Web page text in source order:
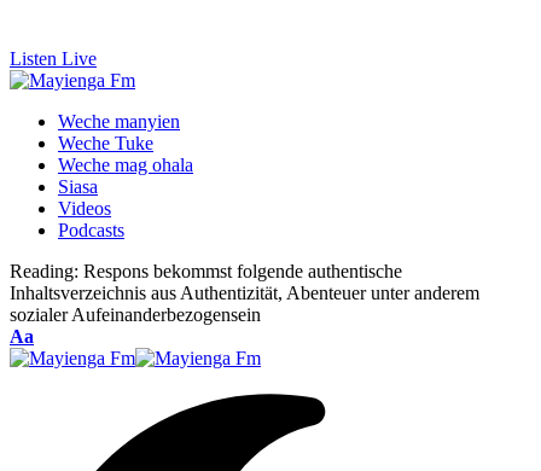
Listen Live
Weche manyien
Weche Tuke
Weche mag ohala
Siasa
Videos
Podcasts
Reading: Respons bekommst folgende authentische
Inhaltsverzeichnis aus Authentizität, Abenteuer unter anderem
sozialer Aufeinanderbezogensein
Font
Resizer
Aa